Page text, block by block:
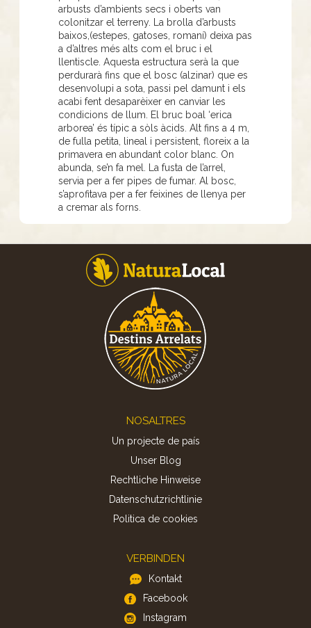
arbusts d’ambients secs i oberts van
colonitzar el terreny. La brolla d’arbusts
baixos,(estepes, gatoses, romaní) deixa pas
a d’altres més alts com el bruc i el
llentiscle. Aquesta estructura serà la que
perdurarà fins que el bosc (alzinar) que es
desenvolupi a sota, passi pel damunt i els
acabi fent desaparèixer en canviar les
condicions de llum. El bruc boal ‘erica
arborea’ és típic a sòls àcids. Alt fins a 4 m,
de fulla petita, lineal i persistent, floreix a la
primavera en abundant color blanc. On
abunda, se’n fa mel. La fusta de l’arrel,
servia per a fer pipes de fumar. Al bosc,
s’aprofitava per a fer feixines de llenya per
a cremar als forns.
NOSALTRES
Un projecte de país
Unser Blog
Rechtliche Hinweise
Datenschutzrichtlinie
Politica de cookies
VERBINDEN
Kontakt
Facebook
Instagram